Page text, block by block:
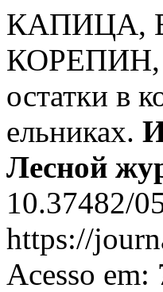
КАПИЦА,
КОРЕПИН,
остатки в
ельниках.
Лесной
10.37482/
https://
Acesso em: